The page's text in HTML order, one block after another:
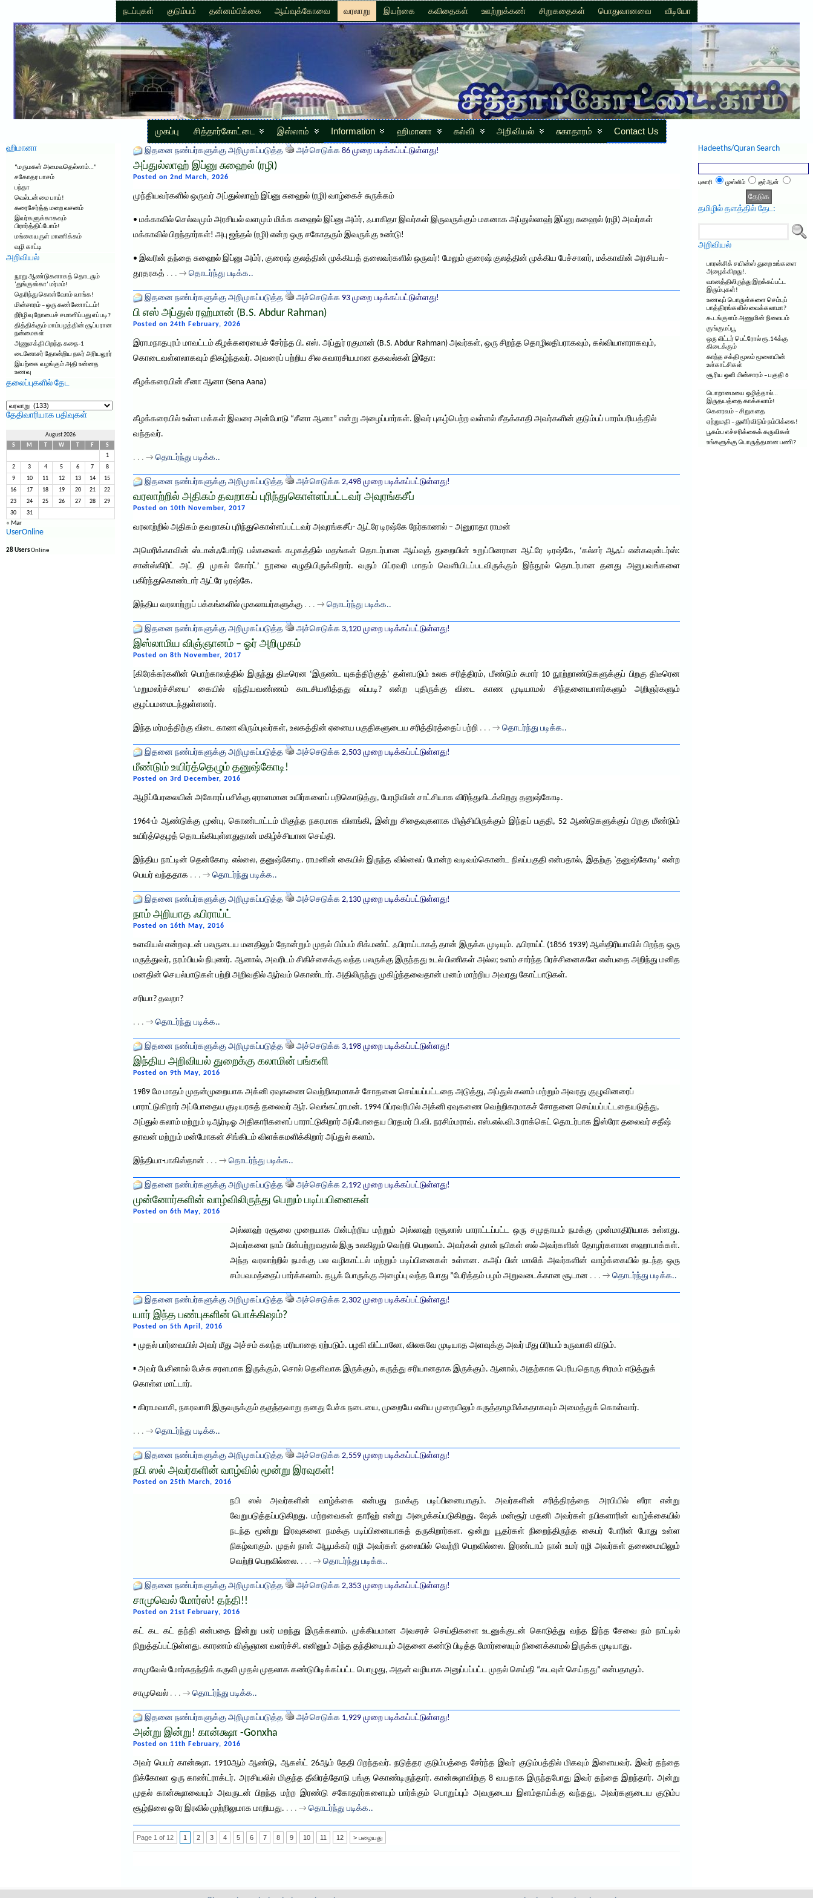
நடப்புகள் குடும்பம் தன்னம்பிக்கை ஆய்வுக்கோவை வரலாறு இயற்கை கவிதைகள் ஊற்றுக்கண் சிறுகதைகள் பொதுவானவை வீடியோ
முகப்பு சித்தார்கோட்டை இஸ்லாம் Information ஹிமானா கல்வி அறிவியல் சுகாதாரம் Contact Us
ஹிமானா
“மருமகள் அமைவதெல்லாம்…”
சகோதர பாசம்
பந்தா
வெல்டன் மை பாய்!
கரைசேர்த்த மறை வசனம்
இவர்களுக்காகவும்
பிரார்த்திப்போம்!
மங்கையருள் மாணிக்கம்
வழி காட்டி
அறிவியல்
நூறு ஆண்டுகளாகத் தொடரும்
‘துங்குஸ்கா’ மர்மம்!
தெரிந்து கொள்வோம் வாங்க!
மின்சாரம் – ஒரு கண்ணோட்டம்!
நீரிழிவு நோயைச் சமாளிப்பது எப்படி?
தித்திக்கும் மாம்பழத்தின் சூப்பரான
நன்மைகள்
அணுசக்தி பிறந்த கதை-1
டைனோசர் தோன்றிய நகர் அரியலூர்
இயற்கை வழங்கும் அதி உன்னத
உணவு
தலைப்புகளில் தேட
தலைப்புகளில்
தேட
தேதிவாரியாக பதிவுகள்
August 2026
S
M W F
S
1
2 3 4 5 6 7 8
9 10 11 12 13 14 15
16 17 18 19 20 21 22
23 24 25 26 27 28 29
30 31
« Mar
UserOnline
28 UsersOnline
இதனை நண்பர்களுக்கு அறிமுகப்படுத்த அச்செடுக்க 86 முறை படிக்கப்பட்டுள்ளது!
அப்துல்லாஹ் இப்னு சுஹைல் (ரழி)
Posted on 2nd March, 2026
முந்தியவர்களில் ஒருவர் அப்துல்லாஹ் இப்னு சுஹைல் (ரழி) வாழ்கைச் சுருக்கம்
• மக்காவில் செல்வமும் அரசியல் வளமும் மிக்க சுஹைல் இப்னு அம்ர், ஃபாகிதா இவர்கள் இருவருக்கும் மகனாக அப்துல்லாஹ் இப்னு சுஹைல் (ரழி) அவர்கள்
மக்காவில் பிறந்தார்கள்! அபு ஜந்தல் (ரழி) என்ற ஒரு சகோதரும் இவருக்கு உண்டு!
• இவரின் தந்தை சுஹைல் இப்னு அம்ர், குரைஷ் குலத்தின் முக்கியத் தலைவர்களில் ஒருவர்! மேலும் குரைஷ் குலத்தின் முக்கிய பேச்சாளர், மக்காவின் அரசியல்–
தூதரகத் . . . → தொடர்ந்து படிக்க..
இதனை நண்பர்களுக்கு அறிமுகப்படுத்த அச்செடுக்க 93 முறை படிக்கப்பட்டுள்ளது!
பி எஸ் அப்துல் ரஹ்மான் (B.S. Abdur Rahman)
Posted on 24th February, 2026
இராமநாதபுரம் மாவட்டம் கீழக்கரையைச் சேர்ந்த பி. எஸ். அப்துர் ரகுமான் (B.S. Abdur Rahman) அவர்கள், ஒரு சிறந்த தொழிலதிபராகவும், கல்வியாளராகவும்,
கொடைவள்ளலாகவும் திகழ்ந்தவர். அவரைப் பற்றிய சில சுவாரசியமான தகவல்கள் இதோ:
கீழக்கரையின் சீனா ஆனா (Sena Aana)
​கீழக்கரையில் உள்ள மக்கள் இவரை அன்போடு “சீனா ஆனா” என்று அழைப்பார்கள். இவர் புகழ்பெற்ற வள்ளல் சீதக்காதி அவர்களின் குடும்பப் பாரம்பரியத்தில்
வந்தவர்.
. . . → தொடர்ந்து படிக்க..
இதனை நண்பர்களுக்கு அறிமுகப்படுத்த அச்செடுக்க 2,498 முறை படிக்கப்பட்டுள்ளது!
வரலாற்றில் அதிகம் தவறாகப் புரிந்துகொள்ளப்பட்டவர் அவுரங்கசீப்
Posted on 10th November, 2017
வரலாற்றில் அதிகம் தவறாகப் புரிந்துகொள்ளப்பட்டவர் அவுரங்கசீப்- ஆட்ரே டிரஷ்கே நேர்காணல் – அனுராதா ராமன்
அமெரிக்காவின் ஸ்டான்ஃபோர்டு பல்கலைக் கழகத்தில் மதங்கள் தொடர்பான ஆய்வுத் துறையின் உறுப்பினரான ஆட்ரே டிரஷ்கே, ‘கல்சர் ஆஃப் என்கவுன்டர்ஸ்:
சான்ஸ்கிரிட் அட் தி முகல் கோர்ட்’ நூலை எழுதியிருக்கிறார். வரும் பிப்ரவரி மாதம் வெளியிடப்படவிருக்கும் இந்நூல் தொடர்பான தனது அனுபவங்களை
பகிர்ந்துகொண்டார் ஆட்ரே டிரஷ்கே.
இந்திய வரலாற்றுப் பக்கங்களில் முகலாயர்களுக்கு . . . → தொடர்ந்து படிக்க..
இதனை நண்பர்களுக்கு அறிமுகப்படுத்த அச்செடுக்க 3,120 முறை படிக்கப்பட்டுள்ளது!
இஸ்லாமிய விஞ்ஞானம் – ஓர் அறிமுகம்
Posted on 8th November, 2017
[கிரேக்கர்களின் பொற்காலத்தில் இருந்து திடீரென ‘இருண்ட யுகத்திற்குத்’ தள்ளபடும் உலக சரித்திரம், மீண்டும் சுமார் 10 நூற்றாண்டுகளுக்குப் பிறகு திடீரென
‘மறுமலர்ச்சியை’ கையில் ஏந்தியவண்ணம் காடசியளித்தது எப்படி? என்ற புதிருக்கு விடை காண முடியாமல் சிந்தனையாளர்களும் அறிஞர்களும்
குழப்பமமைடந்துள்ளனர்.
இந்த மர்மத்திற்கு விடை காண விரும்புவர்கள், உலகத்தின் ஏனைய பகுதிகளுடைய சரித்திரத்தைப் பற்றி . . . → தொடர்ந்து படிக்க..
இதனை நண்பர்களுக்கு அறிமுகப்படுத்த அச்செடுக்க 2,503 முறை படிக்கப்பட்டுள்ளது!
மீண்டும் உயிர்த்தெழும் தனுஷ்கோடி!
Posted on 3rd December, 2016
ஆழிப்பேரலையின் அகோரப் பசிக்கு ஏராளமான உயிர்களைப் பறிகொடுத்து, பேரழிவின் சாட்சியாக விரிந்துகிடக்கிறது தனுஷ்கோடி.
1964-ம் ஆண்டுக்கு முன்பு, கொண்டாட்டம் மிகுந்த நகரமாக விளங்கி, இன்று சிதைவுகளாக மிஞ்சியிருக்கும் இந்தப் பகுதி, 52 ஆண்டுகளுக்குப் பிறகு மீண்டும்
உயிர்த்தெழத் தொடங்கியுள்ளதுதான் மகிழ்ச்சியான செய்தி.
இந்திய நாட்டின் தென்கோடி எல்லை, தனுஷ்கோடி. ராமனின் கையில் இருந்த வில்லைப் போன்ற வடிவம்கொண்ட நிலப்பகுதி என்பதால், இதற்கு `தனுஷ்கோடி’ என்ற
பெயர் வந்ததாக . . . → தொடர்ந்து படிக்க..
இதனை நண்பர்களுக்கு அறிமுகப்படுத்த அச்செடுக்க 2,130 முறை படிக்கப்பட்டுள்ளது!
நாம் அறியாத ஃபிராய்ட்
Posted on 16th May, 2016
உளவியல் என்றவுடன் பலருடைய மனதிலும் தோன்றும் முதல் பிம்பம் சிக்மண்ட் ஃபிராய்டாகத் தான் இருக்க முடியும். ஃபிராய்ட் (1856 1939) ஆஸ்திரியாவில் பிறந்த ஒரு
மருத்துவர், நரம்பியல் நிபுணர். ஆனால், அவரிடம் சிகிச்சைக்கு வந்த பலருக்கு இருந்தது உடல் பிணிகள் அல்ல; உளம் சார்ந்த பிரச்சினைகளே என்பதை அறிந்து மனித
மனதின் செயல்பாடுகள் பற்றி அறிவதில் ஆர்வம் கொண்டார். அதிலிருந்து முகிழ்ந்தவைதான் மனம் மாற்றிய அவரது கோட்பாடுகள்.
சரியா? தவறா?
. . . → தொடர்ந்து படிக்க..
இதனை நண்பர்களுக்கு அறிமுகப்படுத்த அச்செடுக்க 3,198 முறை படிக்கப்பட்டுள்ளது!
இந்திய அறிவியல் துறைக்கு கலாமின் பங்களி
Posted on 9th May, 2016
1989 மே மாதம் முதன்முறையாக அக்னி ஏவுகணை வெற்றிகரமாகச் சோதனை செய்யப்பட்டதை அடுத்து, அப்துல் கலாம் மற்றும் அவரது குழுவினரைப்
பாராட்டுகிறார் அப்போதைய குடியரசுத் தலைவர் ஆர். வெங்கட்ராமன். 1994 பிப்ரவரியில் அக்னி ஏவுகணை வெற்றிகரமாகச் சோதனை செய்யப்பட்டதையடுத்து,
அப்துல் கலாம் மற்றும் டிஆர்டிஓ அதிகாரிகளைப் பாராட்டுகிறார் அப்போதைய பிரதமர் பி.வி. நரசிம்மராவ். எஸ்.எல்.வி.3 ராக்கெட் தொடர்பாக இஸ்ரோ தலைவர் சதீஷ்
தாவன் மற்றும் மன்மோகன் சிங்கிடம் விளக்கமளிக்கிறார் அப்துல் கலாம்.
இந்தியா-பாகிஸ்தான் . . . → தொடர்ந்து படிக்க..
இதனை நண்பர்களுக்கு அறிமுகப்படுத்த அச்செடுக்க 2,192 முறை படிக்கப்பட்டுள்ளது!
முன்னோர்களின் வாழ்விலிருந்து பெறும் படிப்பபினைகள்
Posted on 6th May, 2016
அல்லாஹ் ரசூலை முறையாக பின்பற்றிய மற்றும் அல்லாஹ் ரசூலால் பாராட்டப்பட்ட ஒரு சமுதாயம் நமக்கு முன்மாதிரியாக உள்ளது.
அவர்களை நாம் பின்பற்றுவதால் இரு உலகிலும் வெற்றி பெறலாம். அவர்கள் தான் நபிகள் ஸல் அவர்களின் தோழர்களான ஸஹாபாக்கள்.
அந்த வரலாற்றில் நமக்கு பல வழிகாட்டல் மற்றும் படிப்பினைகள் உள்ளன. கஅப் பின் மாலிக் அவர்களின் வாழ்க்கையில் நடந்த ஒரு
சம்பவமத்தைப் பார்க்கலாம். தபூக் போருக்கு அழைப்பு வந்த போது ”பேரித்தம் பழம் அறுவடைக்கான சூடான . . . → தொடர்ந்து படிக்க..
இதனை நண்பர்களுக்கு அறிமுகப்படுத்த அச்செடுக்க 2,302 முறை படிக்கப்பட்டுள்ளது!
யார் இந்த பண்புகளின் பொக்கிஷம்?
Posted on 5th April, 2016
▪ முதல் பார்வையில் அவர் மீது அச்சம் கலந்த மரியாதை ஏற்படும். பழகி விட்டாலோ, விலகவே முடியாத அளவுக்கு அவர் மீது பிரியம் உருவாகி விடும்.
▪ அவர் பேசினால் பேச்சு சரளமாக இருக்கும், சொல் தெளிவாக இருக்கும், கருத்து சரியானதாக இருக்கும். ஆனால், அதற்காக பெரியதொரு சிரமம் எடுத்துக்
கொள்ள மாட்டார்.
▪ கிராமவாசி, நகரவாசி இருவருக்கும் தகுந்தவாறு தனது பேச்சு நடையை, முறையே எளிய முறையிலும் கருத்தாழமிக்கதாகவும் அமைத்துக் கொள்வார்.
. . . → தொடர்ந்து படிக்க..
இதனை நண்பர்களுக்கு அறிமுகப்படுத்த அச்செடுக்க 2,559 முறை படிக்கப்பட்டுள்ளது!
நபி ஸல் அவர்களின் வாழ்வில் மூன்று இரவுகள்!
Posted on 25th March, 2016
நபி ஸல் அவர்களின் வாழ்க்கை என்பது நமக்கு படிப்பினையாகும். அவர்களின் சரித்திரத்தை அரபியில் ஸீரா என்று
வேறுபடுத்தப்படுகிறது. மற்றவைகள் தாரீஹ் என்று அழைக்கப்படுகிறது. ஷேக் மன்சூர் மதனி அவர்கள் நபிகளாரின் வாழ்க்கையில்
நடந்த மூன்று இரவுகளை நமக்கு படிப்பினையாகத் தருகிறார்கள. ஒன்று யூதர்கள் நிறைந்திருந்த கைபர் போரின் போது உள்ள
நிகழ்வாகும். முதல் நாள் அபூபக்கர் ரழி அவர்கள் தலையில் வெற்றி பெறவில்லை. இரண்டாம் நாள் உமர் ரழி அவர்கள் தலைமையிலும்
வெற்றி பெறவில்லை. . . . → தொடர்ந்து படிக்க..
இதனை நண்பர்களுக்கு அறிமுகப்படுத்த அச்செடுக்க 2,353 முறை படிக்கப்பட்டுள்ளது!
சாமுவெல் மோர்ஸ்! தந்தி!!
Posted on 21st February, 2016
கட் கட கட் தந்தி என்பதை இன்று பலர் மறந்து இருக்கலாம். முக்கியமான அவசரச் செய்திகளை உடனுக்குடன் கொடுத்து வந்த இந்த சேவை நம் நாட்டில்
நிறுத்தப்பட்டுள்ளது. காரணம் விஞ்ஞான வளர்ச்சி. எனினும் அந்த தந்தியையும் அதனை கண்டு பிடித்த மோர்ஸையும் நினைக்காமல் இருக்க முடியாது.
சாமுவேல் மோர்சுதந்திக் கருவி முதல் முதலாக கண்டுபிடிக்கப்பட்ட பொழுது, அதன் வழியாக அனுப்பப்பட்ட முதல் செய்தி “கடவுள் செய்தது” என்பதாகும்.
சாமுவெல் . . . → தொடர்ந்து படிக்க..
இதனை நண்பர்களுக்கு அறிமுகப்படுத்த அச்செடுக்க 1,929 முறை படிக்கப்பட்டுள்ளது!
அன்று இன்று! கான்க்ஷா -Gonxha
Posted on 11th February, 2016
அவர் பெயர் கான்க்ஷா. 1910ஆம் ஆண்டு, ஆகஸ்ட் 26ஆம் தேதி பிறந்தவர். நடுத்தர குடும்பத்தை சேர்ந்த இவர் குடும்பத்தில் மிகவும் இளையவர். இவர் தந்தை
நிக்கோலா ஒரு காண்ட்ராக்டர். அரசியலில் மிகுந்த தீவிரத்தோடு பங்கு கொண்டிருந்தார். கான்க்ஷாவிற்கு 8 வயதாக இருந்தபோது இவர் தந்தை இறந்தார். அன்று
முதல் கான்க்ஷாவையும் அவருடன் பிறந்த மற்ற இரண்டு சகோதரர்களையும் பார்க்கும் பொறுப்பும் அவருடைய இளம்தாய்க்கு வந்தது, அவர்களுடைய குடும்ப
சூழ்நிலை ஒரே இரவில் முற்றிலுமாக மாறியது. . . . → தொடர்ந்து படிக்க..
Page 1 of 12 1 2 3 4 5 6 7 8 9 10 11 12 > பழையது
Hadeeths/Quran Search
புகாரி முஸ்லிம் குர்ஆன்
தமிழில் தளத்தில் தேட:
அறிவியல்
பாரன்சிக் சயின்ஸ் துறை உங்களை
அழைக்கிறது!.
வானத்திலிருந்து இறக்கப்பட்ட
இரும்புகள்!
உணவுப் பொருள்களை செம்புப்
பாத்திரங்களில் வைக்கலாமா?
கூடங்குளம் அணுமின் நிலையம்
குங்குமப்பூ
ஒரு லிட்டர் பெட்ரோல் ரூ.14க்கு
கிடைக்கும்
காந்த சக்தி மூலம் மூளையின்
உள்காட்சிகள்
சூரிய ஒளி மின்சாரம் – பகுதி 6
பொறாமையை ஒழித்தால்…
இருதயத்தை காக்கலாம்!
கௌரவம் – சிறுகதை
ஏற்றுமதி – துளிர்விடும் நம்பிக்கை!
பூகம்ப எச்சரிக்கைக் கருவிகள்
உங்களுக்கு பொருத்தமான பணி?